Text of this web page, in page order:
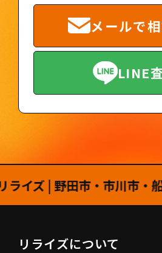
メールで
LINE
| 野田市・市川市・船
リライズについて